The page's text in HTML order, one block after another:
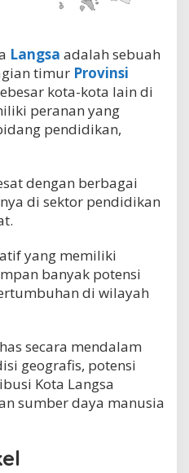
Langsa adalah sebuah
timur Provinsi
kota-kota lain di
peranan yang
pendidikan,
dengan berbagai
di sektor pendidikan
yang memiliki
banyak potensi
di wilayah
secara mendalam
geografis, potensi
Kota Langsa
sumber daya manusia